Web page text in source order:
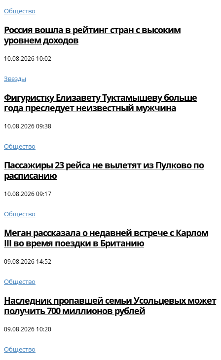
Общество
Россия вошла в рейтинг стран с высоким
уровнем доходов
10.08.2026 10:02
Звезды
Фигуристку Елизавету Туктамышеву больше
года преследует неизвестный мужчина
10.08.2026 09:38
Общество
Пассажиры 23 рейса не вылетят из Пулково по
расписанию
10.08.2026 09:17
Общество
Меган рассказала о недавней встрече с Карлом
III во время поездки в Британию
09.08.2026 14:52
Общество
Наследник пропавшей семьи Усольцевых может
получить 700 миллионов рублей
09.08.2026 10:20
Общество